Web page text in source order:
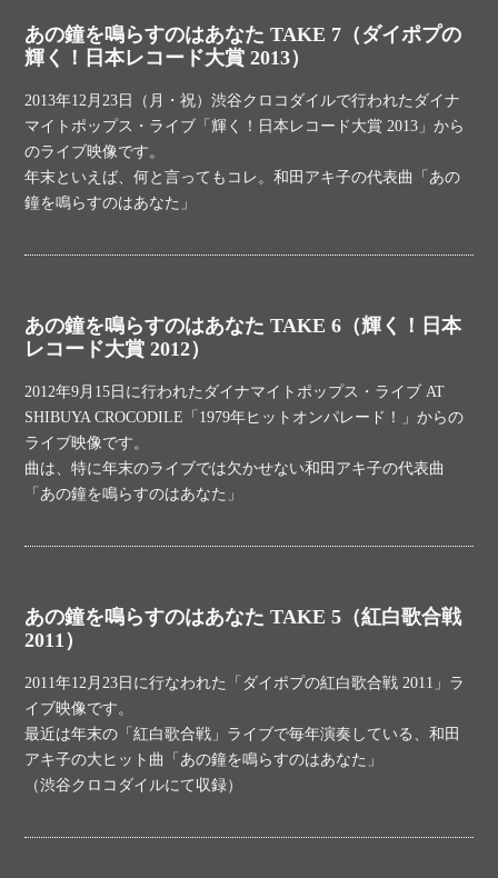
あの鐘を鳴らすのはあなた TAKE 7（ダイポプの
輝く！日本レコード大賞 2013）
2013年12月23日（月・祝）渋谷クロコダイルで行われたダイナ
マイトポップス・ライブ「輝く！日本レコード大賞 2013」から
のライブ映像です。
年末といえば、何と言ってもコレ。和田アキ子の代表曲「あの
鐘を鳴らすのはあなた」
あの鐘を鳴らすのはあなた TAKE 6（輝く！日本
レコード大賞 2012）
2012年9月15日に行われたダイナマイトポップス・ライブ AT
SHIBUYA CROCODILE「1979年ヒットオンパレード！」からの
ライブ映像です。
曲は、特に年末のライブでは欠かせない和田アキ子の代表曲
「あの鐘を鳴らすのはあなた」
あの鐘を鳴らすのはあなた TAKE 5（紅白歌合戦
2011）
2011年12月23日に行なわれた「ダイポプの紅白歌合戦 2011」ラ
イブ映像です。
最近は年末の「紅白歌合戦」ライブで毎年演奏している、和田
アキ子の大ヒット曲「あの鐘を鳴らすのはあなた」
（渋谷クロコダイルにて収録）